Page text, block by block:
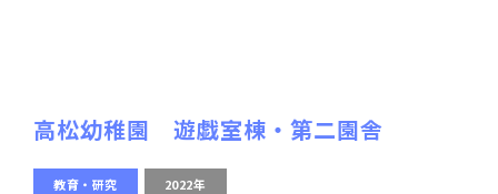
高松幼稚園 遊戯室棟・第二園舎
教育・研究 2022年